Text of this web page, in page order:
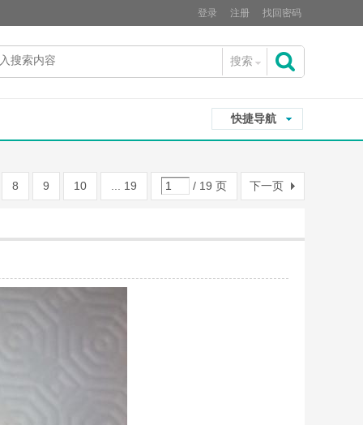
登录 注册 找回密码
搜索
快捷导航
8 9 10 ... 19 / 19 页 下一页